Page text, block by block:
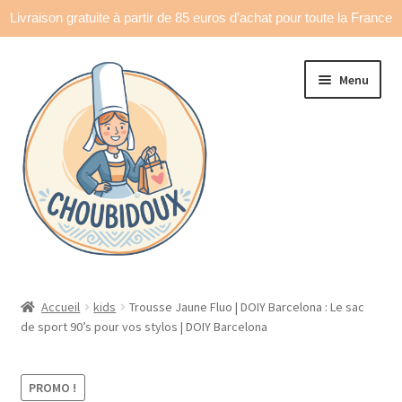
Livraison gratuite à partir de 85 euros d'achat pour toute la France
navigation
contenu
Menu
Made in France
Déco & accessoires
Accueil kids
Trousse Jaune Fluo | DOIY Barcelona : Le sac
de sport 90’s pour vos stylos | DOIY Barcelona
PROMO !